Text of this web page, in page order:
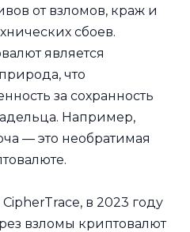
от взломов, краж и
сбоев.
является
что
за сохранность
Например,
— это необратимая
в 2023 году
взломы криптовалют